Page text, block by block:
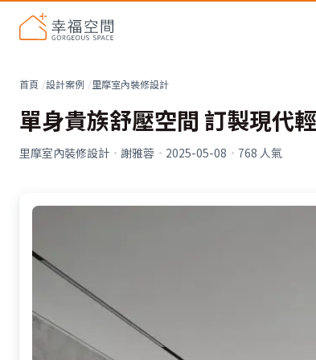
首頁 設計案例 里摩室內裝修設計
單身貴族舒壓空間 訂製現代
里摩室內裝修設計 · 謝雅蓉 · 2025-05-08 · 768 人氣